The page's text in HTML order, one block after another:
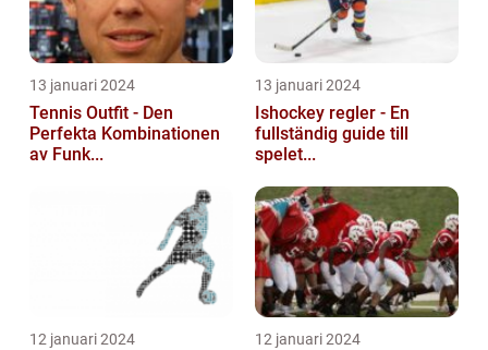
13 januari 2024
Tennis Outfit - Den
Perfekta Kombinationen
av Funk...
13 januari 2024
Ishockey regler - En
fullständig guide till
spelet...
12 januari 2024 12 januari 2024